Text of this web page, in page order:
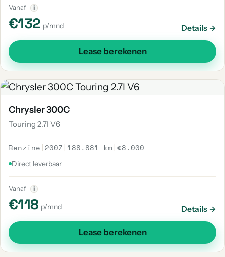
Vanaf i
€132 p/mnd Details →
Lease berekenen
Chrysler 300C
Touring 2.7I V6
Benzine | 2007 | 188.881 km |€8.000
Direct leverbaar
Vanaf i
€118 p/mnd Details →
Lease berekenen